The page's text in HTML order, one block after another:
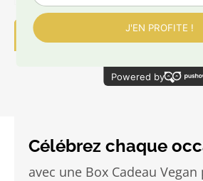
Ajouter au
Célébrez chaque
avec une Box Cadeau